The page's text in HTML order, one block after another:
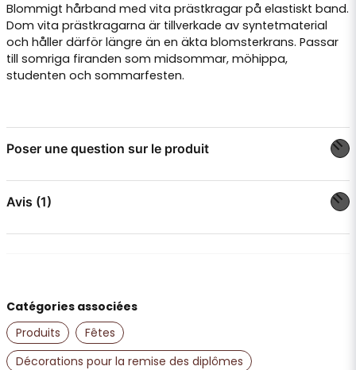
Blommigt hårband med vita prästkragar på elastiskt band.
Dom vita prästkragarna är tillverkade av syntetmaterial
och håller därför längre än en äkta blomsterkrans. Passar
till somriga firanden som midsommar, möhippa,
studenten och sommarfesten.
Poser une question sur le produit
Posez-nous une question sur ce produit
email
Adresse e-mail
Avis (1)
Catégories associées
Produits
Fêtes
Décorations pour la remise des diplômes